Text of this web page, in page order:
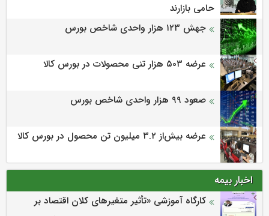
حامی بازارند
جهش ۱۲۳ هزار واحدی شاخص بورس
عرضه ۵۰۳ هزار تنی محصولات در بورس کالا
صعود ۹۹ هزار واحدی شاخص بورس
عرضه بیش‌از ۳.۲ میلیون تن محصول در بورس کالا
اخبار بیمه
كارگاه آموزشی «تأثیر متغیرهای كلان اقتصاد بر